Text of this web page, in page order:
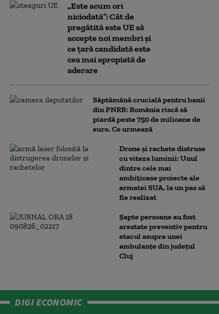
„Este acum ori
niciodată”: Cât de
pregătită este UE să
accepte noi membri și
ce țară candidată este
cea mai apropiată de
aderare
Săptămână crucială pentru banii
din PNRR: România riscă să
piardă peste 750 de milioane de
euro. Ce urmează
Drone și rachete distruse
cu viteza luminii: Unul
dintre cele mai
ambițioase proiecte ale
armatei SUA, la un pas să
fie realizat
Șapte persoane au fost
arestate preventiv pentru
atacul asupra unei
ambulanțe din județul
Cluj
DIGI ECONOMIC